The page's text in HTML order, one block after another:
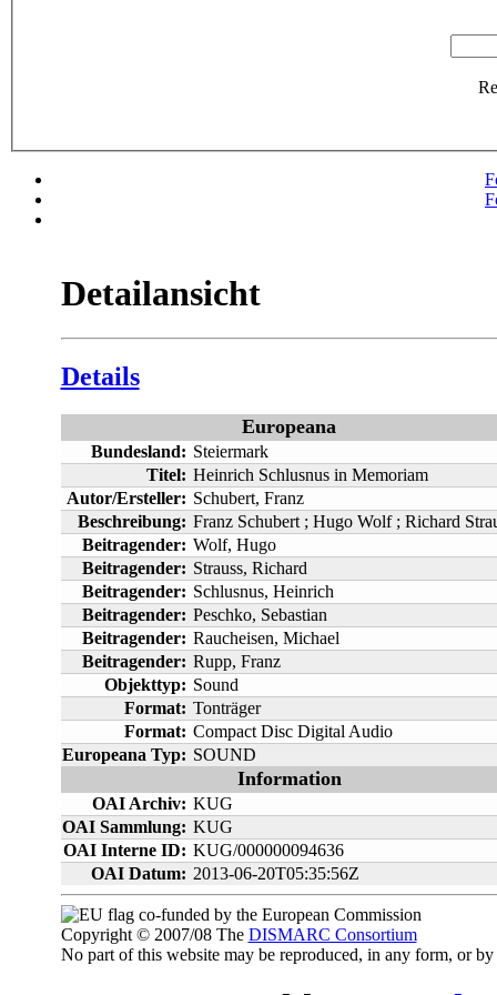
Detailansicht
Details
Europeana
Bundesland: Steiermark
Titel: Heinrich Schlusnus in Memoriam
Autor/Ersteller: Schubert, Franz
Beschreibung: Franz Schubert ; Hugo Wolf ; Richard
Beitragender: Wolf, Hugo
Beitragender: Strauss, Richard
Beitragender: Schlusnus, Heinrich
Beitragender: Peschko, Sebastian
Beitragender: Raucheisen, Michael
Beitragender: Rupp, Franz
Objekttyp: Sound
Format: Tonträger
Format: Compact Disc Digital Audio
Europeana Typ: SOUND
Information
OAI Archiv: KUG
OAI Sammlung: KUG
OAI Interne ID: KUG/000000094636
OAI Datum: 2013-06-20T05:35:56Z
co-funded by the European Commission
Copyright © 2007/08 The DISMARC Consortium
No part of this website may be reproduced, in any form, or